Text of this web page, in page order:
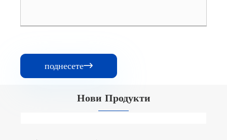
поднесете
Нови Продукти